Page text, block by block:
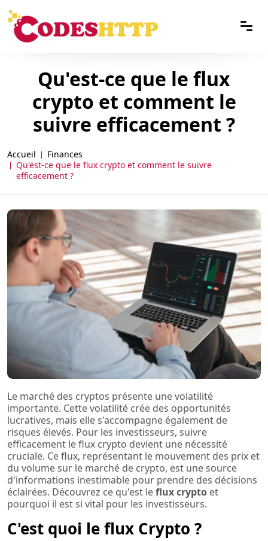
Qu'est-ce que le flux
crypto et comment le
suivre efficacement ?
Accueil
Finances
Qu'est-ce que le flux crypto et comment le suivre
efficacement ?
Le marché des cryptos présente une volatilité
importante. Cette volatilité crée des opportunités
lucratives, mais elle s'accompagne également de
risques élevés. Pour les investisseurs, suivre
efficacement le flux crypto devient une nécessité
cruciale. Ce flux, représentant le mouvement des prix et
du volume sur le marché de crypto, est une source
d'informations inestimable pour prendre des décisions
éclairées. Découvrez ce qu'est leflux crypto et
pourquoi il est si vital pour les investisseurs.
C'est quoi le flux Crypto ?